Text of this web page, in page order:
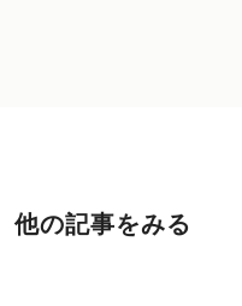
他の記事をみる